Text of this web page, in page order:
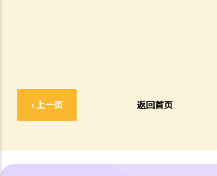
‹ 上一页 返回首页
4. 丈夫会否强奸妻子？
1. 未经同意的肛交
2. 意图作出肛交而袭击